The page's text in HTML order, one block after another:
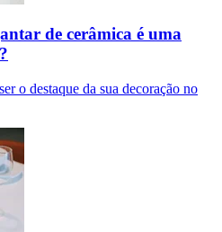
de cerâmica é uma
o destaque da sua decoração no